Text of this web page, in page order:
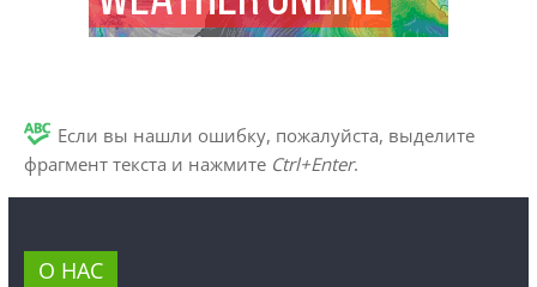
Если вы нашли ошибку, пожалуйста, выделите
фрагмент текста и нажмите Ctrl+Enter.
О НАС